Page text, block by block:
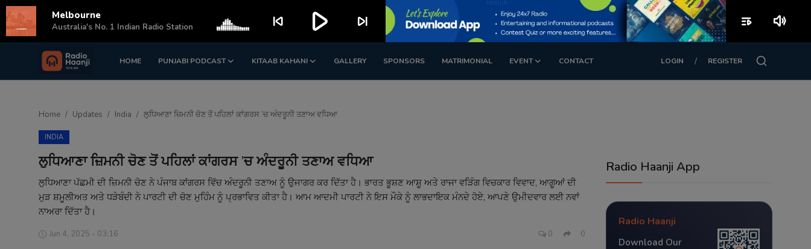
HOME PUNJABI PODCAST KITAAB KAHANI GALLERY SPONSORS MATRIMONIAL EVENT CONTACT LOGIN / REGISTER
Login Register
Punjabi Podcast
Kitaab Kahani
Sponsors
Matrimonial
Home Updates India ਲੁਧਿਆਣਾ ਜ਼ਿਮਨੀ ਚੋਣ ਤੋਂ ਪਹਿਲਾਂ ਕਾਂਗਰਸ ’ਚ ਅੰਦਰੂਨੀ ਤਣਾਅ ਵਧਿਆ
INDIA
ਲੁਧਿਆਣਾ ਜ਼ਿਮਨੀ ਚੋਣ ਤੋਂ ਪਹਿਲਾਂ ਕਾਂਗਰਸ ’ਚ ਅੰਦਰੂਨੀ ਤਣਾਅ ਵਧਿਆ
ਲੁਧਿਆਣਾ ਪੱਛਮੀ ਦੀ ਜ਼ਿਮਨੀ ਚੋਣ ਨੇ ਪੰਜਾਬ ਕਾਂਗਰਸ ਵਿੱਚ ਅੰਦਰੂਨੀ ਤਣਾਅ ਨੂੰ ਉਜਾਗਰ ਕਰ ਦਿੱਤਾ ਹੈ। ਭਾਰਤ ਭੂਸ਼ਣ ਆਸ਼ੂ ਅਤੇ ਰਾਜਾ ਵੜਿੰਗ ਵਿਚਕਾਰ ਵਿਵਾਦ, ਆਗੂਆਂ ਦੀ
ਮੁੜ ਸ਼ਮੂਲੀਅਤ ਅਤੇ ਧੜੇਬੰਦੀ ਨੇ ਪਾਰਟੀ ਦੀ ਚੋਣ ਮੁਹਿੰਮ ਨੂੰ ਪ੍ਰਭਾਵਿਤ ਕੀਤਾ ਹੈ। ਆਮ ਆਦਮੀ ਪਾਰਟੀ ਨੇ ਇਸ ਮੌਕੇ ਨੂੰ ਲਾਭਦਾਇਕ ਮੰਨਦੇ ਹੋਏ, ਆਪਣੇ ਉਮੀਦਵਾਰ ਲਈ ਨਵਾਂ
ਨਾਅਰਾ ਦਿੱਤਾ ਹੈ।
Jun 4, 2025 - 03:16 0 0
Radio Haanji App
Radio Haanji
Download Our
Melbourne
Australia's No. 1 Indian Radio Station skip_previous play_arrow skip_next playlist_play volume_up